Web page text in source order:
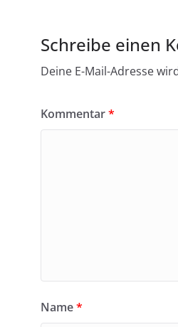
Schreibe einen
Deine E-Mail-Adresse
Kommentar*
Name*